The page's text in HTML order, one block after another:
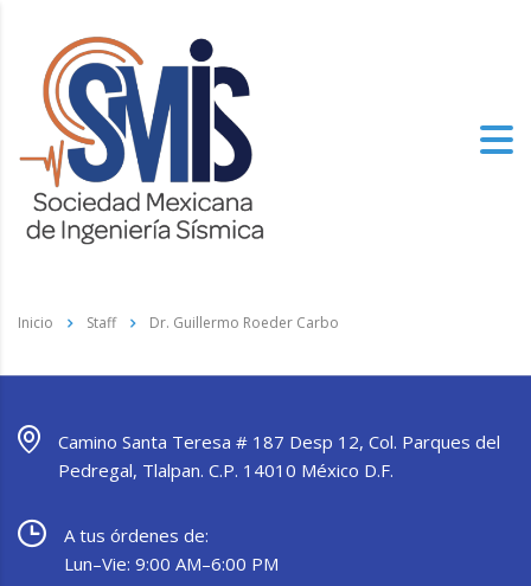
Inicio Staff Dr. Guillermo Roeder Carbo
Camino Santa Teresa # 187 Desp 12, Col. Parques del
Pedregal, Tlalpan. C.P. 14010 México D.F.
A tus órdenes de:
Lun–Vie: 9:00 AM–6:00 PM